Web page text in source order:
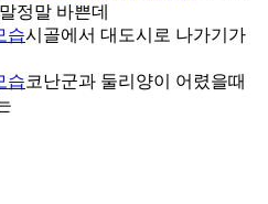
정말 바쁜데
습시골에서 대도시로 나가기가
습코난군과 둘리양이 어렸을때